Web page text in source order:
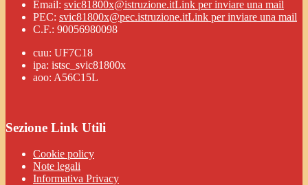
Email: svic81800x@istruzione.itLink per inviare una mail
PEC: svic81800x@pec.istruzione.itLink per inviare una mail
C.F.: 90056980098
cuu: UF7C18
ipa: istsc_svic81800x
aoo: A56C15L
Sezione Link Utili
Cookie policy
Note legali
Informativa Privacy